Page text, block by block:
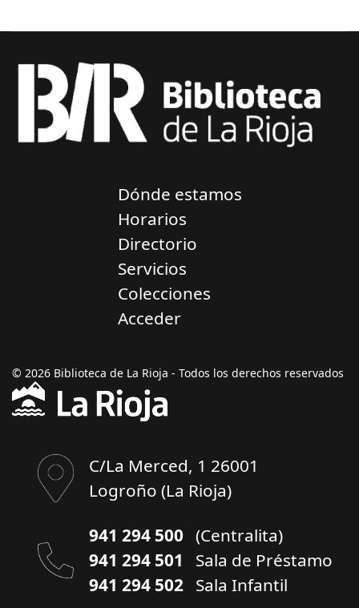
Dónde estamos
Horarios
Directorio
Servicios
Colecciones
Acceder
© 2026 Biblioteca de La Rioja - Todos los derechos reservados
C/La Merced, 1 26001
Logroño (La Rioja)
941 294 500 (Centralita)
941 294 501
Sala de Préstamo
941 294 502 Sala Infantil